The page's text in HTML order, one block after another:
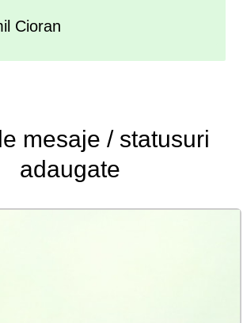
Cioran
mesaje / statusuri
adaugate